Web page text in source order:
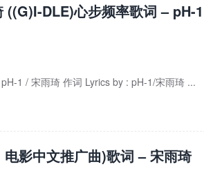
DLE)心步频率歌词 – pH-
1 / 宋雨琦 作词 Lyrics by : pH-1/宋雨琦 ...
影中文推广曲)歌词 – 宋雨琦